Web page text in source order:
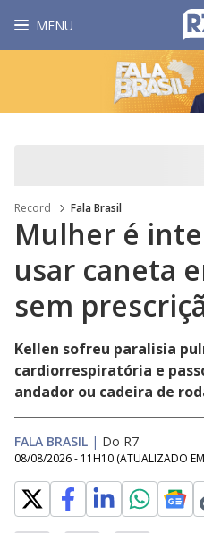
MENU
Record Fala Brasil
Mulher é
usar caneta
sem
Kellen sofreu paralisia
cardiorrespiratória e
andador ou cadeira de
FALA BRASIL | Do R7
08/08/2026 - 11H10 (ATUALIZADO EM